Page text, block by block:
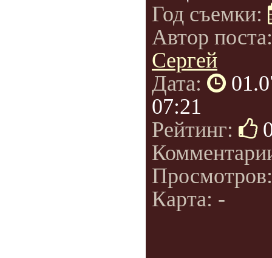
Год съемки:
Автор
Сергей
Дата:
07:21
Рейтинг:
Карта: -